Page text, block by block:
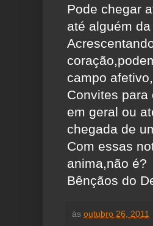
Pode chegar
até alguém
campo
Convites
em geral ou
chegada de
Com essas
anima,não é?
Bênçãos do
às outubro 26, 2011